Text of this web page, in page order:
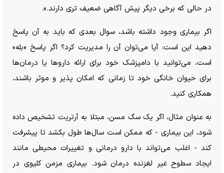
در حالی که برخی دیگر پیش آگاهی ضعیف تری دارند.».
اگر بیماری وجود داشته باشد، سوال بعدی که باید به آن پاسخ
دهید این است: آیا می‌توان آن را مدیریت کرد؟ اگر پاسخ «بله»
است، می‌توانید با دامپزشک خود برای ارائه دارو‌ها یا درمان‌ها
برای حیوان خانگی خود تا زمانی که امکان پذیر و موثر باشند،
همکاری کنید.
به عنوان مثال، اگر یک سگ مسن، مبتلا به آرتریت تشخیص داده
شود، این بیماری - که ممکن است سال‌ها طول بکشد تا پیشرفت
کند - اغلب می‌تواند با دارو درمانی و تغییرات محیطی مانند
ایجاد سطوح غیر لغزنده درمان شود. بیماری مزمن کلیوی در